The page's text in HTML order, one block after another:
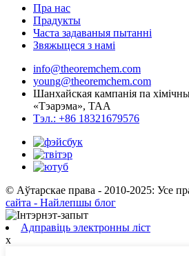
Пра нас
Прадукты
Часта задаваныя пытанні
Звяжыцеся з намі
info@theoremchem.com
young@theoremchem.com
Шанхайская кампанія па
«Тэарэма», ТАА
Тэл.: +86 18321679576
© Аўтарскае права - 2010-2025: Усе
сайта - Найлепшы блог
Адправіць электронны ліст
х